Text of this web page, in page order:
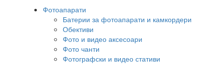
Фотоапарати
Батерии за фотоапарати и камкордери
Обективи
Фото и видео аксесоари
Фото чанти
Фотографски и видео стативи